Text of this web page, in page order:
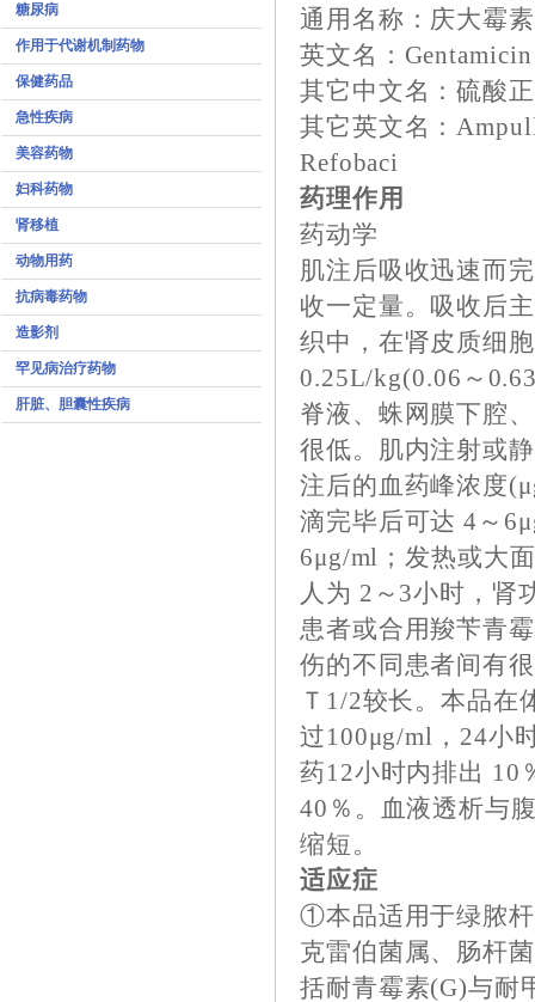
糖尿病
作用于代谢机制药物
保健药品
急性疾病
美容药物
妇科药物
肾移植
动物用药
抗病毒药物
造影剂
罕见病治疗药物
肝脏、胆囊性疾病
通用名称：庆大霉素
英文名：Gentamicin
其它中文名：硫酸
其它英文名：
Refobaci
药理作用
药动学
肌注后吸收迅速而
收一定量。吸收后
织中，在肾皮质细
0.25L/kg(0.06～
脊液、蛛网膜下腔
很低。肌内注射或
注后的血药峰浓度
滴完毕后可达 4～
6μg/ml；发热或大
人为 2～3小时，肾
患者或合用羧苄青
伤的不同患者间有
Ｔ1/2较长。本品在
过100μg/ml，24小
药12小时内排出 10
40％。血液透析与
缩短。
适应症
①本品适用于绿脓
克雷伯菌属、肠杆
括耐青霉素(G)与耐